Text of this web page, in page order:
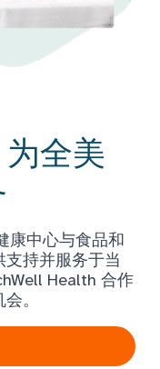
全美
康中心与食品和
持并服务于当
Health 合作
。